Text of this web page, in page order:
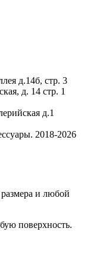
д.14б, стр. 3
д. 14 стр. 1
д.1
2018-2026
размера и любой
поверхность.